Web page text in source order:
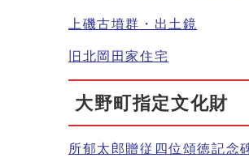
上磯古墳群・出土鏡
旧北岡田家住宅
大野町指定文化財
所郁太郎贈従四位頌徳記念